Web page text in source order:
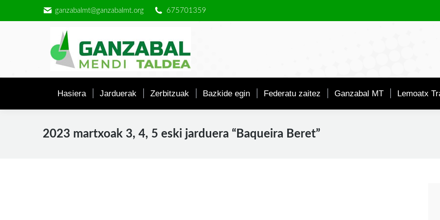
ganzabalmt@ganzabalmt.org 675701359
Hasiera Jarduerak Zerbitzuak Bazkide egin Federatu zaitez Ganzabal MT Lemoatx
2023 martxoak 3, 4, 5 eski jarduera “Baqueira Beret”